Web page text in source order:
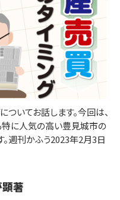
いてお話します。今回は、
に人気の高い豊見城市の
週刊かふう2023年2月3日
著